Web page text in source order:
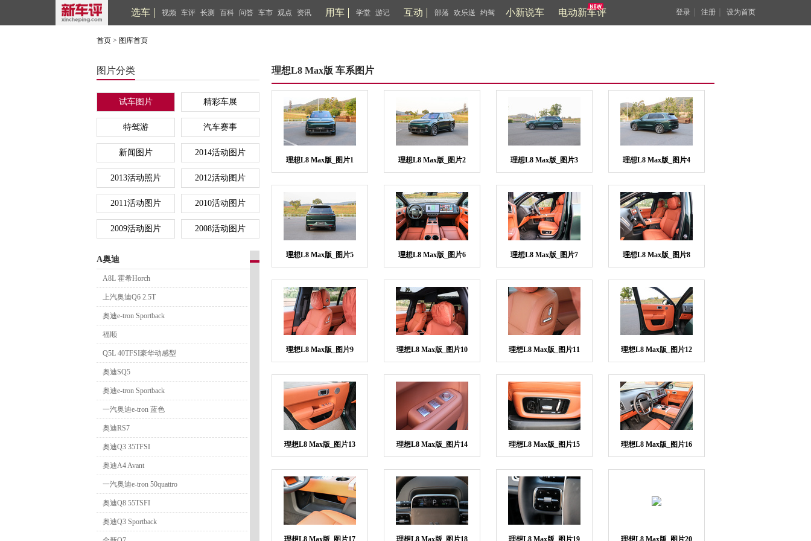
选车 视频 车评 长测 百科 问答 车市 观点 资讯 用车 学堂 游记 互动 部落 欢乐送 约驾 小新说车 电动新车评 登录 注册 设为首页
首页 > 图库首页
图片分类
试车图片 精彩车展
特驾游 汽车赛事
新闻图片 2014活动图片
2013活动照片 2012活动图片
2011活动图片 2010活动图片
2009活动图片 2008活动图片
A奥迪
A8L 霍希Horch
上汽奥迪Q6 2.5T
奥迪e-tron Sportback
福顺
Q5L 40TFSI豪华动感型
奥迪SQ5
奥迪e-tron Sportback
一汽奥迪e-tron 蓝色
奥迪RS7
奥迪Q3 35TFSI
奥迪A4 Avant
一汽奥迪e-tron 50quattro
奥迪Q8 55TSFI
奥迪Q3 Sportback
理想L8 Max版 车系图片
理想L8 Max版_图片1 理想L8 Max版_图片2 理想L8 Max版_图片3 理想L8 Max版_图片4
理想L8 Max版_图片5 理想L8 Max版_图片6 理想L8 Max版_图片7 理想L8 Max版_图片8
理想L8 Max版_图片9 理想L8 Max版_图片10 理想L8 Max版_图片11 理想L8 Max版_图片12
理想L8 Max版_图片13 理想L8 Max版_图片14 理想L8 Max版_图片15 理想L8 Max版_图片16
理想L8 Max版_图片17 理想L8 Max版_图片18 理想L8 Max版_图片19 理想L8 Max版_图片20